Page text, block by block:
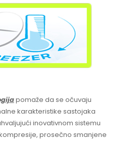
pomaže da se očuvaju
karakteristike sastojaka
inovativnom sistemu
prosečno smanjene